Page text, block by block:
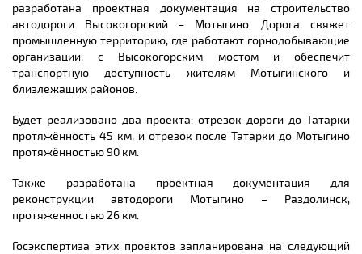
разработана проектная документация на строительство
автодороги Высокогорский – Мотыгино. Дорога свяжет
промышленную территорию, где работают горнодобывающие
организации, с Высокогорским мостом и обеспечит
транспортную доступность жителям Мотыгинского и
близлежащих районов.
Будет реализовано два проекта: отрезок дороги до Татарки
протяжённость 45 км, и отрезок после Татарки до Мотыгино
протяжённостью 90 км.
Также разработана проектная документация для
реконструкции автодороги Мотыгино – Раздолинск,
протяженностью 26 км.
Госэкспертиза этих проектов запланирована на следующий